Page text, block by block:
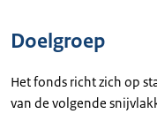
Doelgroep
Het fonds richt zich op
van de volgende